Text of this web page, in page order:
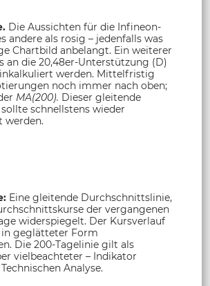
Die Aussichten für die Infineon-
andere als rosig – jedenfalls was
Chartbild anbelangt. Ein weiterer
an die 20,48er-Unterstützung (D)
werden. Mittelfristig
noch immer nach oben;
MA(200). Dieser gleitende
schnellstens wieder
werden.
Eine gleitende Durchschnittslinie,
der vergangenen
widerspiegelt. Der Kursverlauf
geglätteter Form
Die 200-Tagelinie gilt als
vielbeachteter – Indikator
Analyse.